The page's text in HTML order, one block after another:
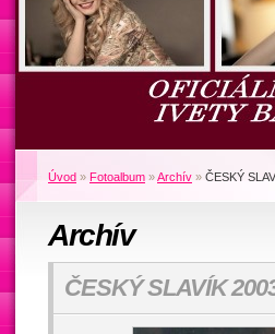
Úvod » Fotoalbum »Archív » ČESKÝ
Archív
ČESKÝ SLAVÍK